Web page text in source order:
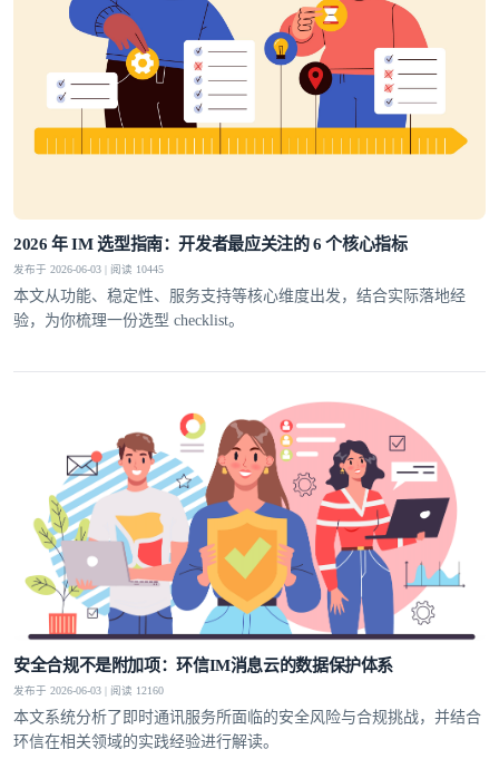
2026 年 IM 选型指南：开发者最应关注的 6 个核心指标
发布于 2026-06-03 | 阅读 10445
本文从功能、稳定性、服务支持等核心维度出发，结合实际落地经
验，为你梳理一份选型 checklist。
安全合规不是附加项：环信IM消息云的数据保护体系
发布于 2026-06-03 | 阅读 12160
本文系统分析了即时通讯服务所面临的安全风险与合规挑战，并结合
环信在相关领域的实践经验进行解读。